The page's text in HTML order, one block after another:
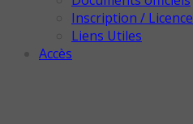
Inscription / Licence
Liens Utiles
Accès